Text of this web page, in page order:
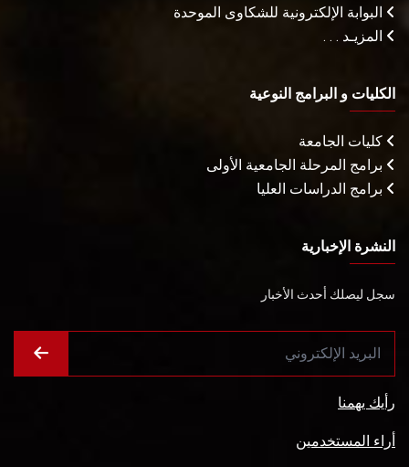
البوابة الإلكترونية للشكاوى الموحدة
المزيـد . . .
الكليات و البرامج النوعية
كليات الجامعة
برامج المرحلة الجامعية الأولى
برامج الدراسات العليا
النشرة الإخبارية
سجل ليصلك أحدث الأخبار
رأيك يهمنا
أراء المستخدمين